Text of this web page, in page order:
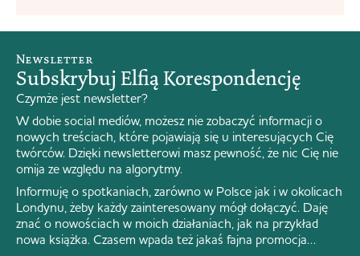
Newsletter
Subskrybuj Elfią Korespondencję
Czymże jest newsletter?
W dobie social mediów, możesz nie zobaczyć informacji o
nowych treściach, które pojawiają się u interesujących Cię
twórców. Dzięki newsletterowi masz pewność, że nic Cię nie
omija ze względu na algorytmy.
Informuję o spotkaniach, zarówno w Polsce jak i w okolicach
Londynu, żeby każdy zainteresowany mógł dołączyć. Daję
znać o nowościach w moich działaniach, jak na przykład
nowa książka. Czasem wpada też jakaś fajna promocja…